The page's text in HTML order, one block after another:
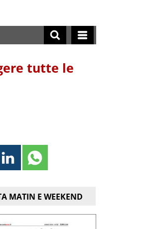
tutte le
MATIN E WEEKEND